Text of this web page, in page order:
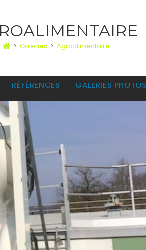
RÉFÉRENCES GALERIES PHOTOS
> Galeries > Agroalimentaire